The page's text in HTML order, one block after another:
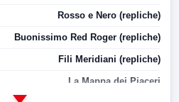
Rosso e Nero (repliche)
Buonissimo Red Roger (repliche)
Fili Meridiani (repliche)
La Mappa dei Piaceri